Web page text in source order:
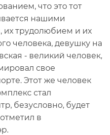
что это тот
нашими
их трудолюбием и их
человека, девушку на
- великий человек,
свое
Этот же человек
стал
безусловно, будет
в